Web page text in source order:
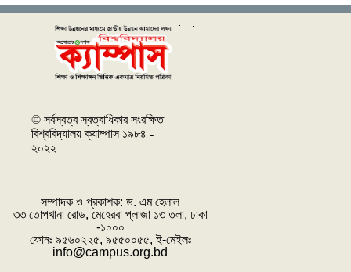
© সর্বস্বত্ব স্বত্বাধিকার সংরক্ষিত
বিশ্ববিদ্যালয় ক্যাম্পাস ১৯৮৪ -
২০২২
সম্পাদক ও প্রকাশক: ‌ড. এম হেলাল
৩৩ তোপখানা রোড, মেহেরবা প্লাজা ১৩ তলা, ঢাকা
-১০০০
ফোনঃ ৯৫৬০২২৫, ৯৫৫০০৫৫, ই-মেইলঃ
info@campus.org.bd